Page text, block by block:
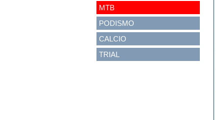
MTB
PODISMO
CALCIO
TRIAL